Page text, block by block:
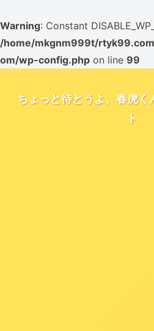
Warning: Constant
/home/mkgnm999t/
om/wp-config.php on line 99
ちょっと待とうよ、春虎く
ト